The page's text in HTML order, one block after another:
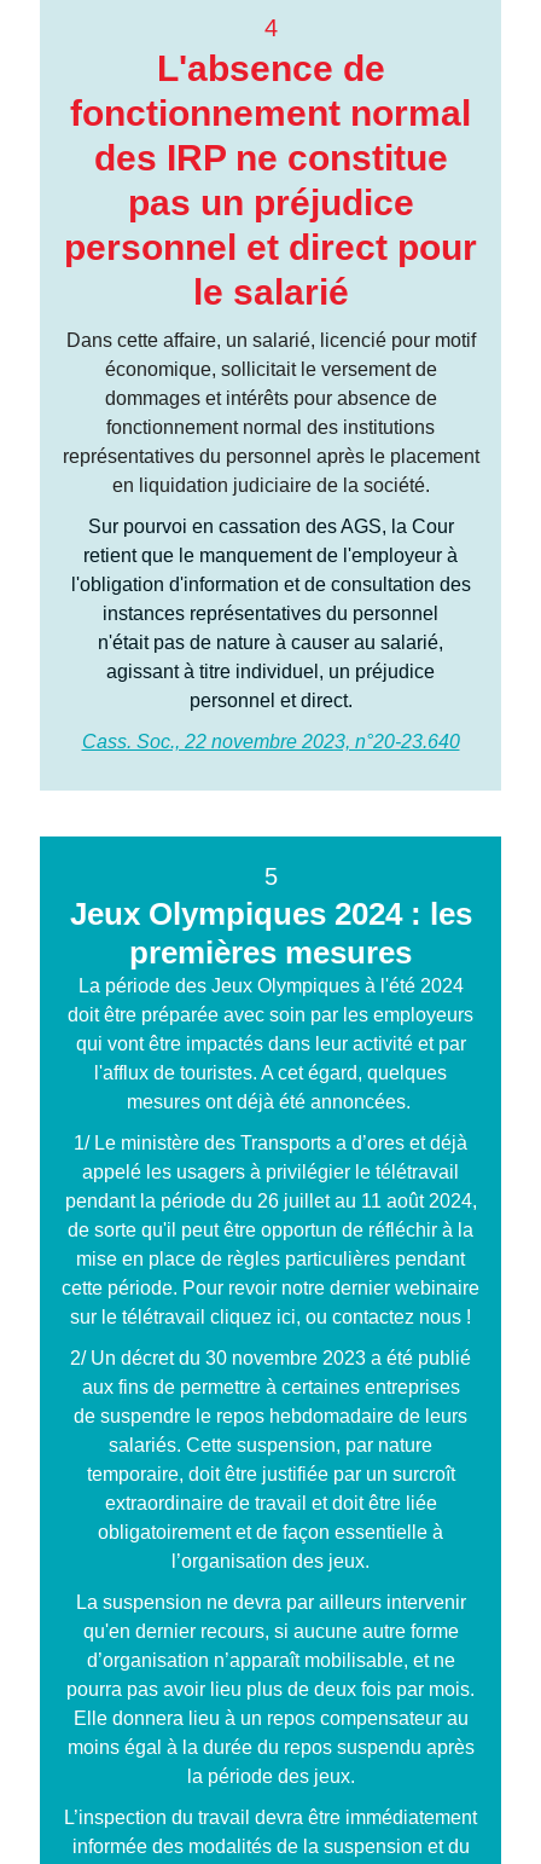
4
L'absence de
fonctionnement normal
des IRP ne constitue
pas un préjudice
personnel et direct pour
le salarié
Dans cette affaire, un salarié, licencié pour motif
économique, sollicitait le versement de
dommages et intérêts pour absence de
fonctionnement normal des institutions
représentatives du personnel après le placement
en liquidation judiciaire de la société.
Sur pourvoi en cassation des AGS, la Cour
retient que le manquement de l'employeur à
l'obligation d'information et de consultation des
instances représentatives du personnel
n'était pas de nature à causer au salarié,
agissant à titre individuel, un préjudice
personnel et direct.
Cass. Soc., 22 novembre 2023, n°20-23.640
5
Jeux Olympiques 2024 : les
premières mesures
La période des Jeux Olympiques à l'été 2024
doit être préparée avec soin par les employeurs
qui vont être impactés dans leur activité et par
l'afflux de touristes. A cet égard, quelques
mesures ont déjà été annoncées.
1/ Le ministère des Transports a d’ores et déjà
appelé les usagers à privilégier le télétravail
pendant la période du 26 juillet au 11 août 2024,
de sorte qu'il peut être opportun de réfléchir à la
mise en place de règles particulières pendant
cette période. Pour revoir notre dernier webinaire
sur le télétravail cliquez ici, ou contactez nous !
2/ Un décret du 30 novembre 2023 a été publié
aux fins de permettre à certaines entreprises
de suspendre le repos hebdomadaire de leurs
salariés. Cette suspension, par nature
temporaire, doit être justifiée par un surcroît
extraordinaire de travail et doit être liée
obligatoirement et de façon essentielle à
l’organisation des jeux.
La suspension ne devra par ailleurs intervenir
qu'en dernier recours, si aucune autre forme
d’organisation n’apparaît mobilisable, et ne
pourra pas avoir lieu plus de deux fois par mois.
Elle donnera lieu à un repos compensateur au
moins égal à la durée du repos suspendu après
la période des jeux.
L’inspection du travail devra être immédiatement
informée des modalités de la suspension et du